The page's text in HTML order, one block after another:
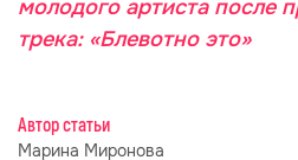
молодого артиста после
трека: «Блевотно это»
Автор статьи
Марина Миронова